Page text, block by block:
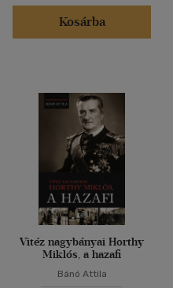
Kosárba
Vitéz nagybányai Horthy
Miklós, a hazafi
Bánó Attila